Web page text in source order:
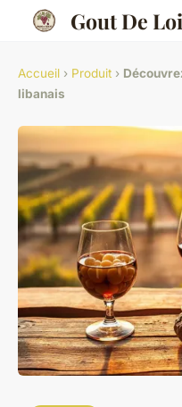
Gout De
Accueil › Produit ›
libanais